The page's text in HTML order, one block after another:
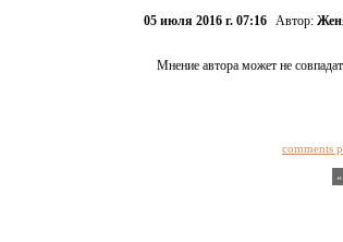
05 июля 2016 г. 07:16 Автор:
Мнение автора может не
comments